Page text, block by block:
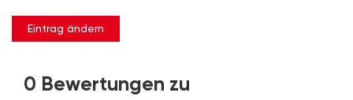
Eintrag ändern
0 Bewertungen zu